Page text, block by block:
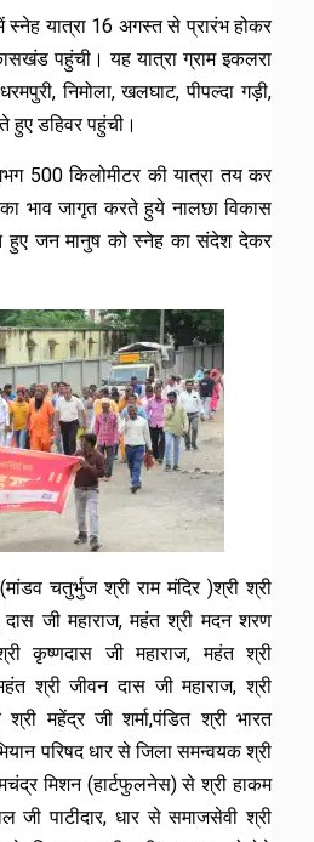
स्नेह यात्रा 16 अगस्त से प्रारंभ होकर
पहुंची। यह यात्रा ग्राम इकलरा
निमोला, खलघाट, पीपल्दा गड़ी,
हुए डहिवर पहुंची।
500 किलोमीटर की यात्रा तय कर
भाव जागृत करते हुये नालछा विकास
जन मानुष को स्नेह का संदेश देकर
चतुर्भुज श्री राम मंदिर )श्री श्री
जी महाराज, महंत श्री मदन शरण
कृष्णदास जी महाराज, महंत श्री
श्री जीवन दास जी महाराज, श्री
महेंद्र जी शर्मा,पंडित श्री भारत
परिषद धार से जिला समन्वयक श्री
मिशन (हार्टफुलनेस) से श्री हाकम
जी पाटीदार, धार से समाजसेवी श्री